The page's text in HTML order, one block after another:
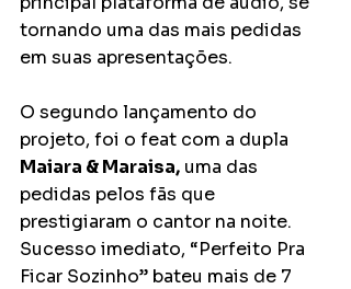
tornando uma das mais pedidas
em suas apresentações.
O segundo lançamento do
projeto, foi o feat com a dupla
Maiara & Maraisa, uma das
pedidas pelos fãs que
prestigiaram o cantor na noite.
Sucesso imediato, “Perfeito Pra
Ficar Sozinho” bateu mais de 7